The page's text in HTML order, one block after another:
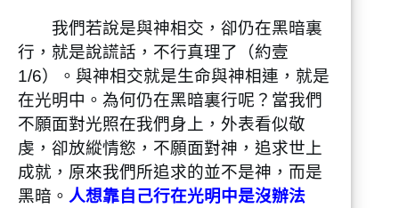
我們若說是與神相交，卻仍在黑暗裏
行，就是說謊話，不行真理了（約壹
1/6）。與神相交就是生命與神相連，就是
在光明中。為何仍在黑暗裏行呢？當我們
不願面對光照在我們身上，外表看似敬
虔，卻放縱情慾，不願面對神，追求世上
成就，原來我們所追求的並不是神，而是
黑暗。 人想靠自己行在光明中是沒辦法